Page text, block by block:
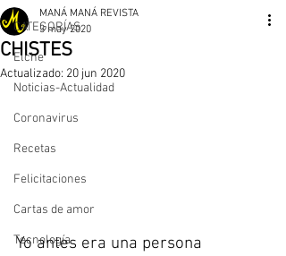
CATEGORÍAS
Elche
Noticias-Actualidad
Coronavirus
Recetas
Felicitaciones
Cartas de amor
Tecnología
CHISTES
MANÁ MANÁ REVISTA
3 may 2020
Actualizado: 20 jun 2020
Yo antes era una persona